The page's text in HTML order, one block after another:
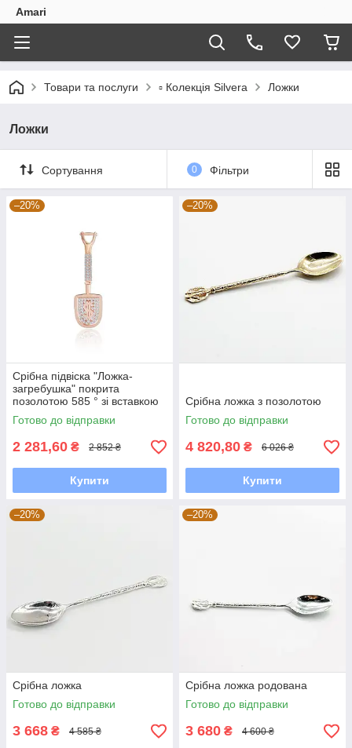
Amari
Товари та послуги ▫️ Колекція Silvera Ложки
Ложки
Сортування 0 Фільтри
–20%
Срібна підвіска "Ложка-
загребушка" покрита
позолотою 585 ° зі вставкою
фіаніт
Готово до відправки
2 281,60 ₴ 2 852 ₴
Купити
–20%
Срібна ложка з позолотою
Готово до відправки
4 820,80 ₴ 6 026 ₴
Купити
–20%
Срібна ложка
Готово до відправки
3 668 ₴ 4 585 ₴
–20%
Срібна ложка родована
Готово до відправки
3 680 ₴ 4 600 ₴